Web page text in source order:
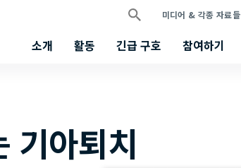
미디어 & 각종 자료들
소개 활동 긴급 구호 참여하기
기아퇴치